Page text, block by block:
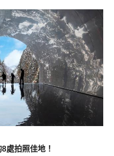
處拍照佳地！